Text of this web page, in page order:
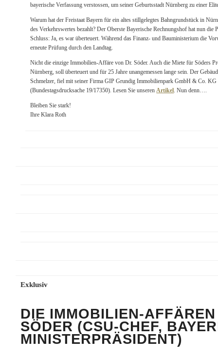
bayerische Verfassung verstossen, um seiner Geburtsstadt Nürnberg zu einer
Warum hat der Freistaat Bayern für ein altes stillgelegtes Bahngrundstück in
des Verkehrswertes bezahlt? Der Oberste Bayerische Rechnungshof hat nun
Schluss: Ja, es war überteuert. Während das Finanz- und Bauministerium die
erneute Prüfung durch den Landtag.
Nicht die einzige Immobilien-Affäre von Dr. Söder. Auch die Miete für Söders
Nürnberg, soll überteuert und für 25 Jahre unangemessen lange sein. Der
Schmelzer, fiel mit seiner Firma GIP Grundig Immobilienpark GmbH & Co. KG
(Bundestagsdrucksache 19/17350). Lesen Sie unserenArtikel. Nun denn….
Bleiben Sie stark!
Ihre Klara Roth
Exklusiv
DIE IMMOBILIEN-
SÖDER (CSU-CHEF,
MINISTERPRÄSIDENT)